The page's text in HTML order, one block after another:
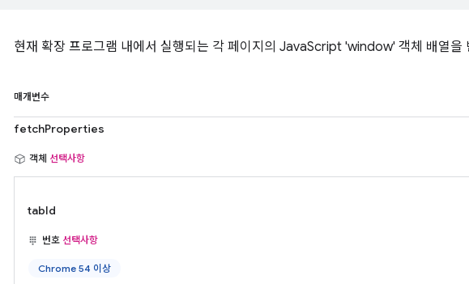
현재 확장 프로그램 내에서 실행되는 각 페이지의 JavaScript 'window' 객체 배열을
매개변수
fetchProperties
객체 선택사항
tabId
번호 선택사항
Chrome 54 이상